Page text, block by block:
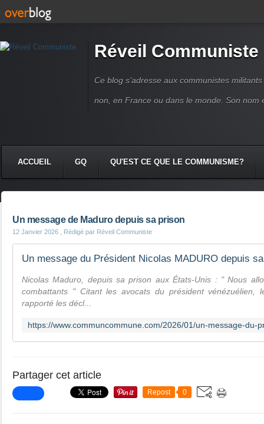
Réveil Communiste
Ce blog s'adresse aux communistes
non, en France ou dans le monde. Son nom
ACCUEIL GQ QU'EST CE QUE LE COMMUNISME?
Un message de Maduro depuis sa prison
12 Janvier 2026 , Rédigé par Réveil Communiste
Nicolas Maduro, depuis sa prison aux États-Unis : " Nous
combattants " Citant les avocats du président vénézuélien,
rapporté les décl...
Partager cet article
Repost 0